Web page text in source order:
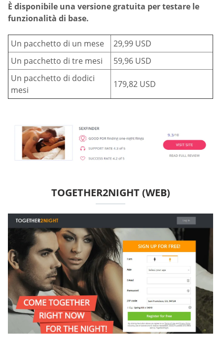
È disponibile una versione gratuita per testare le
funzionalità di base.
Un pacchetto di un mese
29,99 USD
Un pacchetto di tre mesi
59,96 USD
Un pacchetto di dodici
mesi
179,82 USD
TOGETHER2NIGHT (WEB)